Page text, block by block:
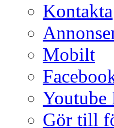
Kontakta
Mobilt
Youtube
Gör till